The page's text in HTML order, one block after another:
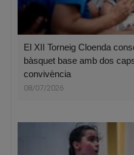
El XII Torneig Cloenda
bàsquet base amb dos
convivència
08/07/2026